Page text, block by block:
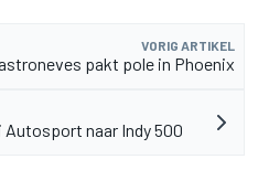
VORIG ARTIKEL
pakt pole in Phoenix
naar Indy 500